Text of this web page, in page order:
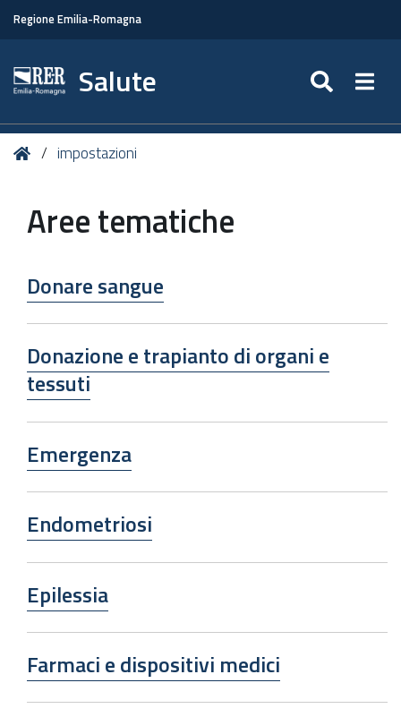
Regione Emilia-Romagna
Salute
Tu Homeimpostazioni
Aree tematiche
Donare sangue
Donazione e trapianto di organi e
tessuti
Emergenza
Endometriosi
Epilessia
Farmaci e dispositivi medici